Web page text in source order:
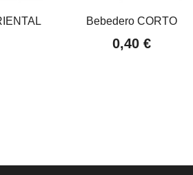
Bebedero CORTO
0,40 €